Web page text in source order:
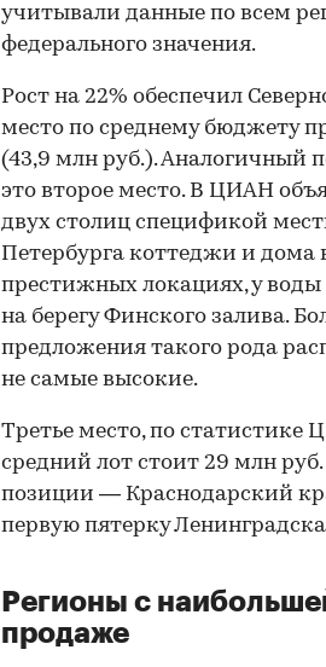
учитывали данные по всем
федерального значения.
Рост на 22% обеспечил
место по среднему бюджету
(43,9 млн руб.). Аналогичный
это второе место. В ЦИАН
двух столиц спецификой
Петербурга коттеджи и дома
престижных локациях, у
на берегу Финского залива.
предложения такого рода
не самые высокие.
Третье место, по статистике
средний лот стоит 29 млн
позиции — Краснодарский
первую пятерку
Регионы с
продаже